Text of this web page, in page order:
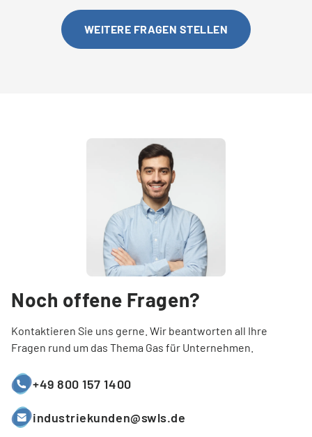
individuelle Beratungen, um Energieflüsse im
Unternehmen zu analysieren und Optimierungspotenziale
aufzudecken. Ziel ist es, langfristig Kosten zu senken und
WEITERE FRAGEN STELLEN
Noch offene Fragen?
Kontaktieren Sie uns gerne. Wir beantworten all Ihre
Fragen rund um das Thema Gas für Unternehmen.
+49 800 157 1400
industriekunden@swls.de